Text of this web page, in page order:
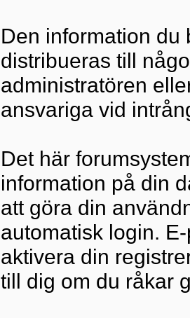
Den information du
distribueras till
administratören
ansvariga vid
Det här
information på din
att göra din
automatisk login.
aktivera din
till dig om du råkar